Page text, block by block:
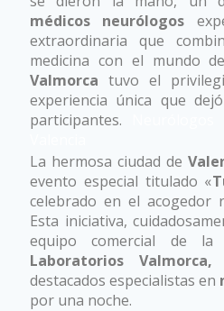
médicos neurólogos
extraordinaria que
medicina con el mundo
Valmorca tuvo el
experiencia única que
participantes.
La hermosa ciudad de
evento especial titulado «
celebrado en el acogedor
Esta iniciativa,
equipo comercial de la
Laboratorios Valmorca,
destacados especialistas en
por una noche.